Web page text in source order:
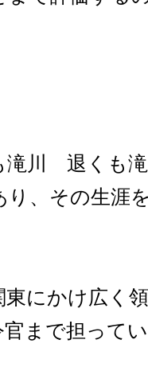
滝川 退くも
、その生涯
にかけ広く
まで担って